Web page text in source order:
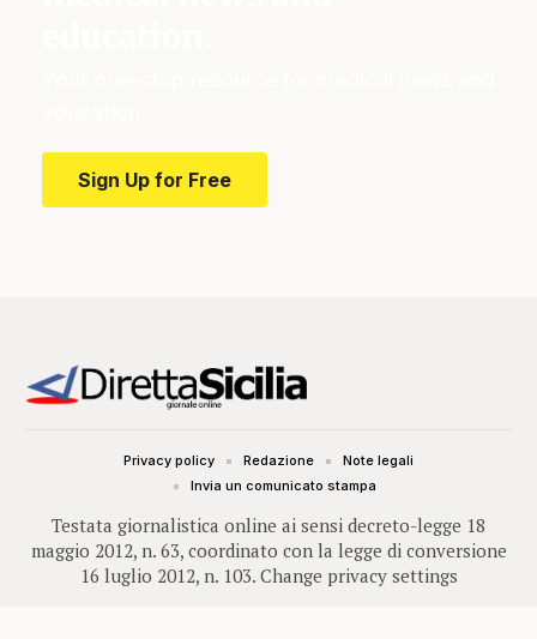
Sign Up for Free
Testata giornalistica online ai sensi decreto-legge 18
maggio 2012, n. 63, coordinato con la legge di conversione
16 luglio 2012, n. 103. Change privacy settings
Privacy policy Redazione
Note legali
Invia un comunicato stampa